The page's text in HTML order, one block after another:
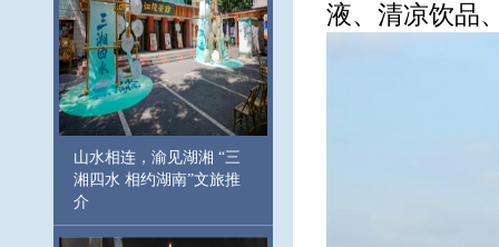
山水相连，渝见湖湘 “三
湘四水 相约湖南”文旅推
介
液、清凉饮品